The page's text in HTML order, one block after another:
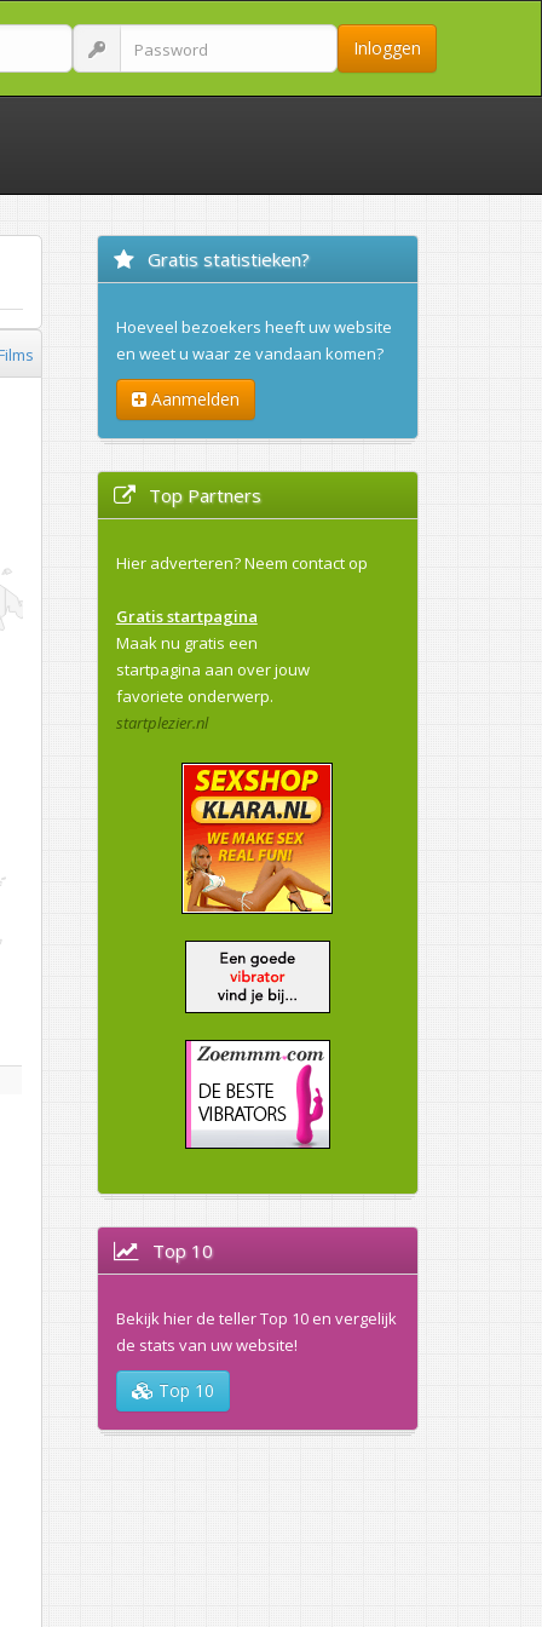
Inloggen
Gratis statistieken?
Hoeveel bezoekers heeft uw website
en weet u waar ze vandaan komen?
Aanmelden
Top Partners
Hier adverteren?Neem contact op
Gratis startpagina
Maak nu gratis een
startpagina aan over jouw
favoriete onderwerp.
startplezier.nl
Top 10
Bekijk hier de teller Top 10 en vergelijk
de stats van uw website!
Top 10